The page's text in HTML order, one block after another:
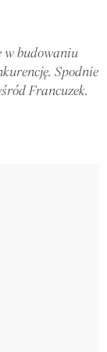
w budowaniu
Spodnie
Francuzek.